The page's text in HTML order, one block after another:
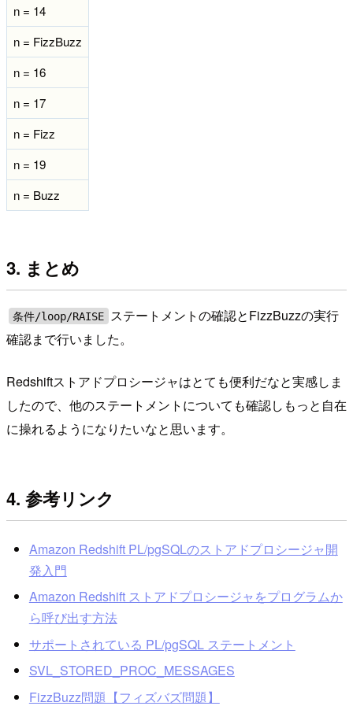
n = 14
n = FizzBuzz
n = 16
n = 17
n = Fizz
n = 19
n = Buzz
3. まとめ
条件/loop/RAISE ステートメントの確認とFizzBuzzの実行
確認まで行いました。
Redshiftストアドプロシージャはとても便利だなと実感しま
したので、他のステートメントについても確認しもっと自在
に操れるようになりたいなと思います。
4. 参考リンク
Amazon Redshift PL/pgSQLのストアドプロシージャ開
発入門
Amazon Redshift ストアドプロシージャをプログラムか
ら呼び出す方法
サポートされている PL/pgSQL ステートメント
SVL_STORED_PROC_MESSAGES
FizzBuzz問題【フィズバズ問題】